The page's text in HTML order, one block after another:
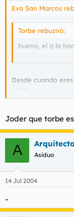
Eva San Marcos
Torbe rebuznó:
bueno, el q la
Desde cuando
Por cierto, no soy
Joder que torbe
A Arquitecto
Asiduo
14 Jul 2004
..